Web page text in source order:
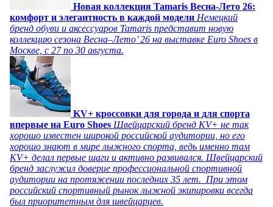
Новая коллекция Tamaris Весна-Лето 26:
комфорт и элегантность в каждой модели Немецкий
бренд обуви и аксессуаров Tamaris представит новую
коллекцию сезона Весна–Лето’ 26 на выставке Euro Shoes в
Москве, с 27 по 30 августа.
KV+ кроссовки для города и для спорта
впервые на Euro Shoes Швейцарский бренд KV+ не так
хорошо известен широкой российской аудитории, но его
хорошо знают в мире лыжного спорта, ведь именно там
KV+ делал первые шаги и активно развивался. Швейцарский
бренд заслужил доверие профессиональной спортивной
аудитории на протяжении последних 35 лет. При этом
российский спортивный рынок лыжной экипировки всегда
был приоритетным для швейцарцев.